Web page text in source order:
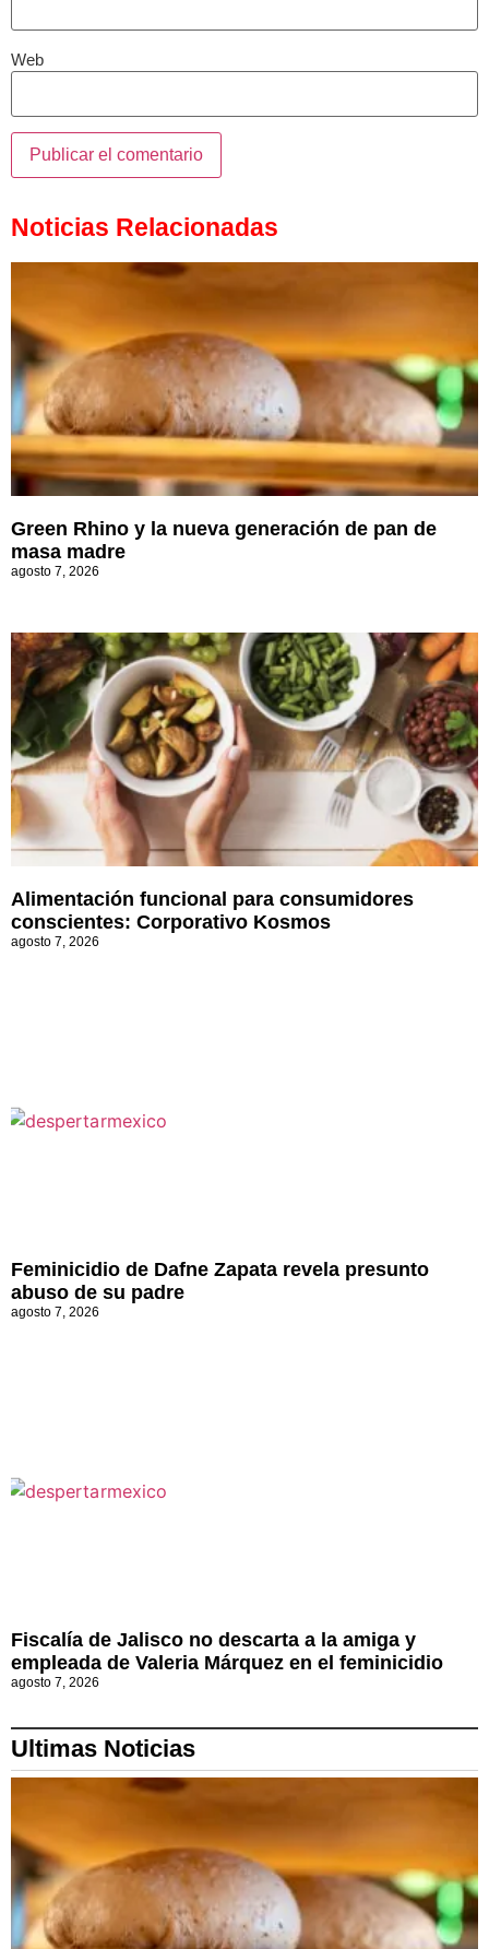
Web
Noticias Relacionadas
Green Rhino y la nueva generación de pan de
masa madre
agosto 7, 2026
Alimentación funcional para consumidores
conscientes: Corporativo Kosmos
agosto 7, 2026
Feminicidio de Dafne Zapata revela presunto
abuso de su padre
agosto 7, 2026
Fiscalía de Jalisco no descarta a la amiga y
empleada de Valeria Márquez en el feminicidio
agosto 7, 2026
Ultimas Noticias